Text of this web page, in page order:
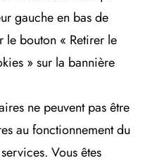
gauche en bas de
le bouton « Retirer le
» sur la bannière
ne peuvent pas être
au fonctionnement du
Vous êtes